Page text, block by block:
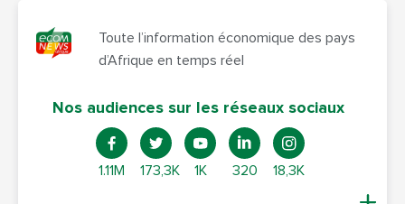
Toute l’information économique des pays
d’Afrique en temps réel
Nos audiences sur les réseaux sociaux
1.11M 173,3K 1K 320 18,3K